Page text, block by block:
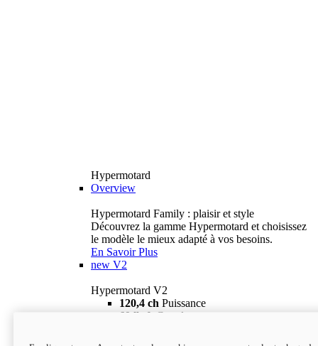
Hypermotard
Overview
Hypermotard Family : plaisir et style
Découvrez la gamme Hypermotard et choisissez
le modèle le mieux adapté à vos besoins.
En Savoir Plus
new V2
Hypermotard V2
120,4 ch Puissance
69 lb-ft
Couple
18 895 $